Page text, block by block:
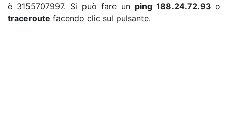
è 3155707997. Si può fare un ping 188.24.72.93 o
traceroute facendo clic sul pulsante.